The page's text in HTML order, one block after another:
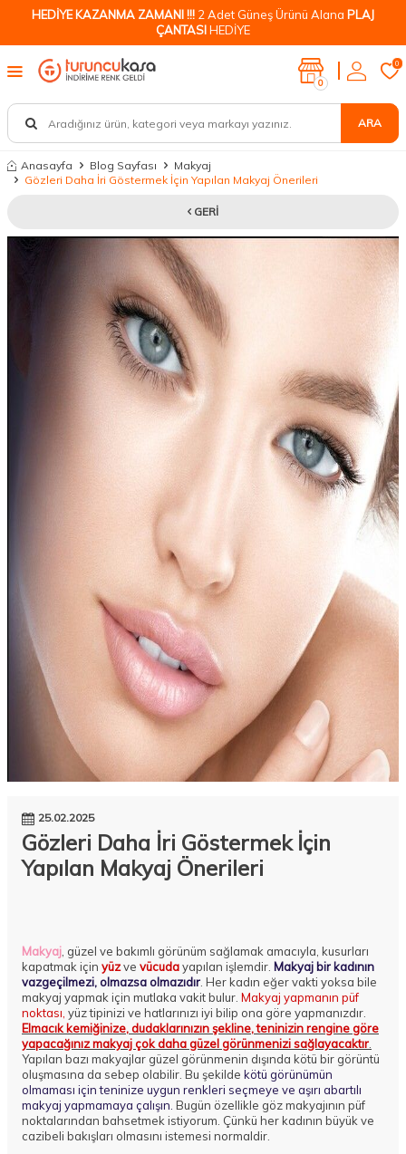
HEDİYE KAZANMA ZAMANI !!! 2 Adet Güneş Ürünü Alana PLAJ
ÇANTASIHEDİYE
ARA
0
0
Anasayfa Blog Sayfası
Makyaj
Gözleri Daha İri Göstermek İçin Yapılan Makyaj Önerileri
GERI
25.02.2025
Gözleri Daha İri Göstermek İçin
Yapılan Makyaj Önerileri
Makyaj, güzel ve bakımlı görünüm sağlamak amacıyla, kusurları
kapatmak için yüzve vücudayapılan işlemdir. Makyaj bir kadının
vazgeçilmezi, olmazsa olmazıdır. Her kadın eğer vakti yoksa bile
makyaj yapmak için mutlaka vakit bulur. Makyaj yapmanın püf
noktası, yüz tipinizi ve hatlarınızı iyi bilip ona göre yapmanızdır.
Elmacık kemiğinize, dudaklarınızın şekline, teninizin rengine göre
yapacağınız makyaj çok daha güzel görünmenizi sağlayacaktır.
Yapılan bazı makyajlar güzel görünmenin dışında kötü bir görüntü
oluşmasına da sebep olabilir. Bu şekilde kötü görünümün
olmaması için teninize uygun renkleri seçmeye ve aşırı abartılı
makyaj yapmamaya çalışın. Bugün özellikle göz makyajının püf
noktalarından bahsetmek istiyorum. Çünkü her kadının büyük ve
cazibeli bakışları olmasını istemesi normaldir.